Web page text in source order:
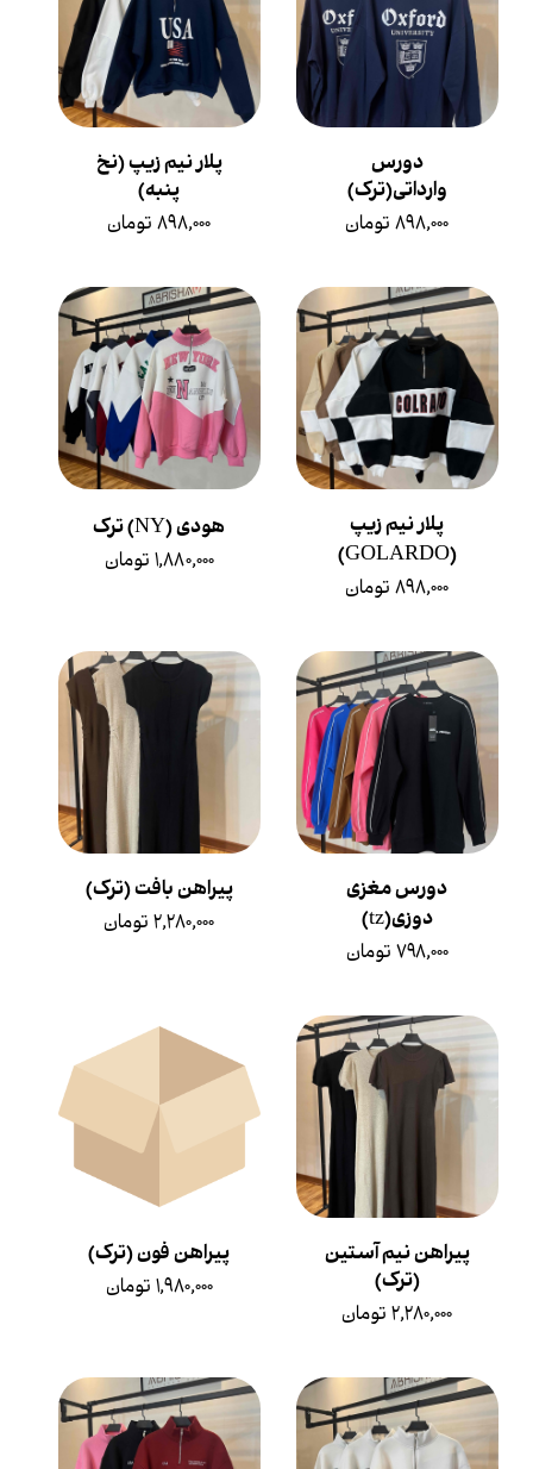
دورس
وارداتی(ترک)
۸۹۸,۰۰۰ تومان
پلار نیم زیپ (نخ
پنبه)
۸۹۸,۰۰۰ تومان
پلار نیم زیپ
(GOLARDO)
۸۹۸,۰۰۰ تومان
هودی (NY) ترک
۱,۸۸۰,۰۰۰ تومان
دورس مغزی
دوزی(tz)
۷۹۸,۰۰۰ تومان
پیراهن بافت (ترک)
۲,۲۸۰,۰۰۰ تومان
پیراهن نیم آستین
(ترک)
۲,۲۸۰,۰۰۰ تومان
پیراهن فون (ترک)
۱,۹۸۰,۰۰۰ تومان